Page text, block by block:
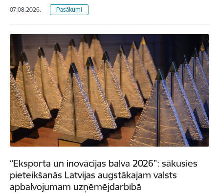
07.08.2026. Pasākumi
“Eksporta un inovācijas balva 2026”: sākusies
pieteikšanās Latvijas augstākajam valsts
apbalvojumam uzņēmējdarbībā